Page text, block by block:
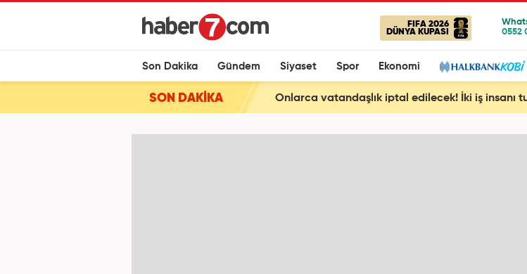
FIFA 2026
DÜNYA KUPASI
Son Dakika Gündem Siyaset Spor Ekonomi
SON DAKİKA Onlarca vatandaşlık iptal edilecek! İki iş insanı